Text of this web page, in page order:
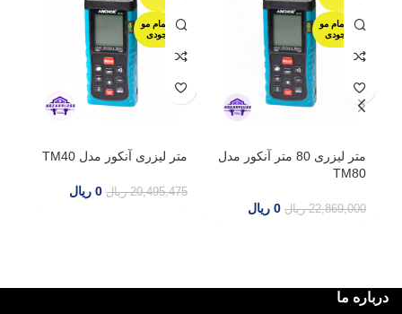
اتمام مو
جودی
متر لیزری 80 متر آنکور مدل
TM80
22,869,000 ریال 0 ریال
اتمام مو
جودی
متر لیزری آنکور مدل TM40
20,495,475 ریال 0 ریال
درباره ما